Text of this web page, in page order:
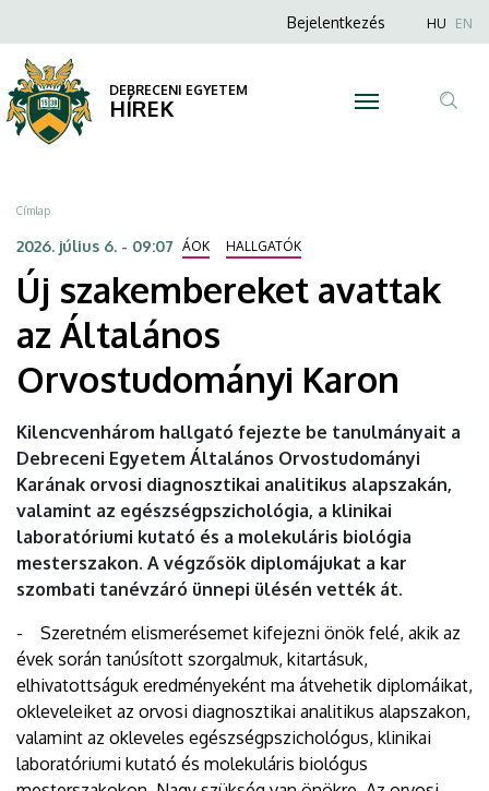
szakembereket
avattak
Általános
Orvostudományi
Karon
DEBRECENI
EGYETEM
a
tartalomra
Anonim
menüje
Bejelentkezés HU EN
DEBRECENI EGYETEM
HÍREK
Morzsa
Címlap
2026. július 6. - 09:07 ÁOK HALLGATÓK
Új szakembereket avattak
az Általános
Orvostudományi Karon
Kilencvenhárom hallgató fejezte be tanulmányait a
Debreceni Egyetem Általános Orvostudományi
Karának orvosi diagnosztikai analitikus alapszakán,
valamint az egészségpszichológia, a klinikai
laboratóriumi kutató és a molekuláris biológia
mesterszakon. A végzősök diplomájukat a kar
szombati tanévzáró ünnepi ülésén vették át.
- Szeretném elismerésemet kifejezni önök felé, akik az
évek során tanúsított szorgalmuk, kitartásuk,
elhivatottságuk eredményeként ma átvehetik diplomáikat,
okleveleiket az orvosi diagnosztikai analitikus alapszakon,
valamint az okleveles egészségpszichológus, klinikai
laboratóriumi kutató és molekuláris biológus